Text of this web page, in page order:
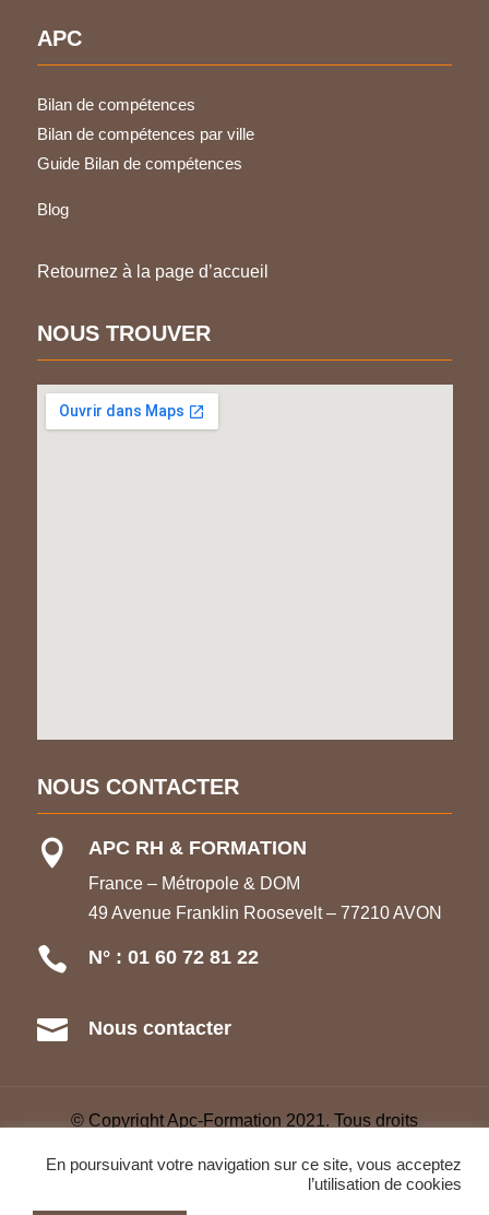
APC
Bilan de compétences
Bilan de compétences par ville
Guide Bilan de compétences
Blog
Retournez à la page d’accueil
NOUS TROUVER
NOUS CONTACTER
 APC RH & FORMATION
France – Métropole & DOM
49 Avenue Franklin Roosevelt – 77210 AVON
 N° : 01 60 72 81 22
 Nous contacter
© Copyright Apc-Formation 2021. Tous droits
Mentions légales
En poursuivant votre navigation sur ce site, vous acceptez
l’utilisation de cookies